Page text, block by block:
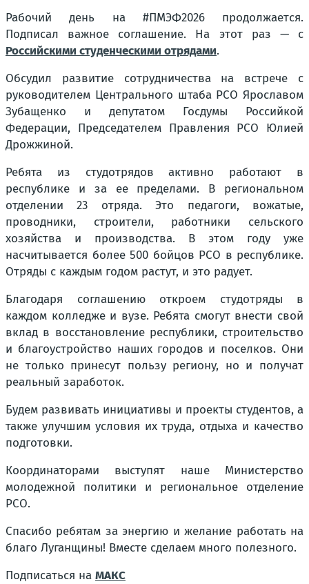
Рабочий день на #ПМЭФ2026 продолжается.
Подписал важное соглашение. На этот раз — с
Российскими студенческими отрядами.
Обсудил развитие сотрудничества на встрече с
руководителем Центрального штаба РСО Ярославом
Зубащенко и депутатом Госдумы Российкой
Федерации, Председателем Правления РСО Юлией
Дрожжиной.
Ребята из студотрядов активно работают в
республике и за ее пределами. В региональном
отделении 23 отряда. Это педагоги, вожатые,
проводники, строители, работники сельского
хозяйства и производства. В этом году уже
насчитывается более 500 бойцов РСО в республике.
Отряды с каждым годом растут, и это радует.
Благодаря соглашению откроем студотряды в
каждом колледже и вузе. Ребята смогут внести свой
вклад в восстановление республики, строительство
и благоустройство наших городов и поселков. Они
не только принесут пользу региону, но и получат
реальный заработок.
Будем развивать инициативы и проекты студентов, а
также улучшим условия их труда, отдыха и качество
подготовки.
Координаторами выступят наше Министерство
молодежной политики и региональное отделение
РСО.
Спасибо ребятам за энергию и желание работать на
благо Луганщины! Вместе сделаем много полезного.
Подписаться на МАКС